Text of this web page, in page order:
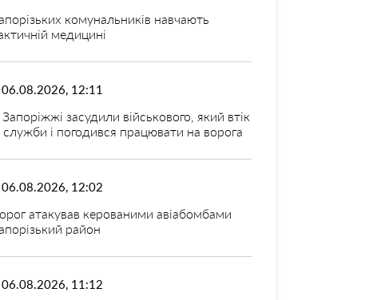
комунальників навчають
медицині
06.08.2026, 12:11
засудили військового, який втік
служби і погодився працювати на ворога
06.08.2026, 12:02
атакував керованими авіабомбами
район
06.08.2026, 11:12